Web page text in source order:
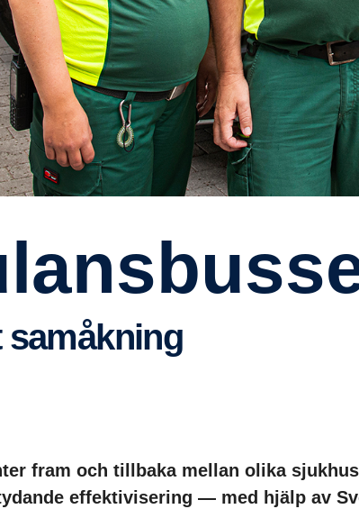
samåk­ning
fram och tillbaka mellan olika
effektivisering — med hjälp av